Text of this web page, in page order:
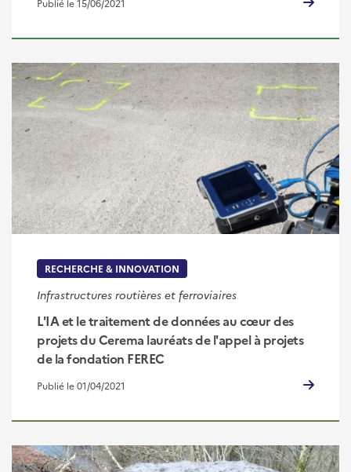
Publié le 15/06/2021
RECHERCHE & INNOVATION
Infrastructures routières et ferroviaires
L'IA et le traitement de données au cœur des
projets du Cerema lauréats de l'appel à projets
de la fondation FEREC
Publié le 01/04/2021